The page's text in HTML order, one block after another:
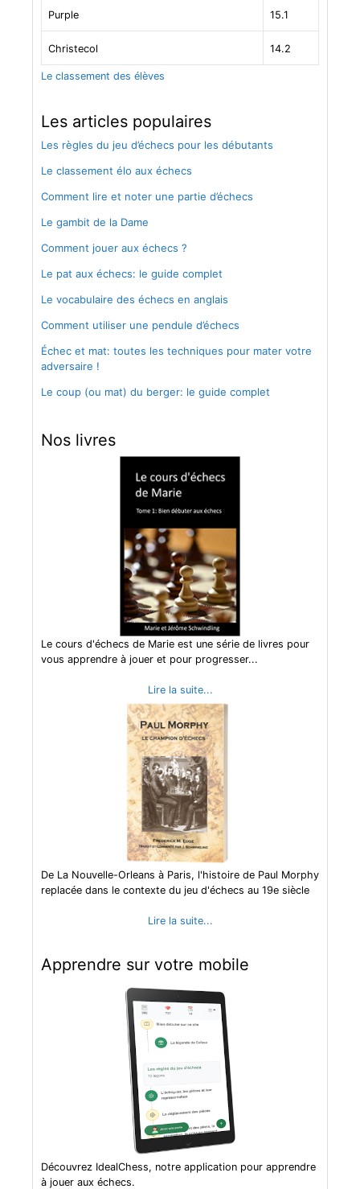
Purple 15.1
Christecol 14.2
Le classement des élèves
Les articles populaires
Les règles du jeu d’échecs pour les débutants
Le classement élo aux échecs
Comment lire et noter une partie d’échecs
Le gambit de la Dame
Comment jouer aux échecs ?
Le pat aux échecs: le guide complet
Le vocabulaire des échecs en anglais
Comment utiliser une pendule d’échecs
Échec et mat: toutes les techniques pour mater votre
adversaire !
Le coup (ou mat) du berger: le guide complet
Nos livres
Le cours d'échecs de Marie est une série de livres pour
vous apprendre à jouer et pour progresser...
Lire la suite...
De La Nouvelle-Orleans à Paris, l'histoire de Paul Morphy
replacée dans le contexte du jeu d'échecs au 19e siècle
Lire la suite...
Apprendre sur votre mobile
Découvrez IdealChess, notre application pour apprendre
à jouer aux échecs.